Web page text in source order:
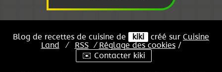
Blog de recettes de cuisine de kiki créé sur Cuisine
Land
⁄ RSS ⁄ Réglage des cookies/
✉️ Contacter kiki